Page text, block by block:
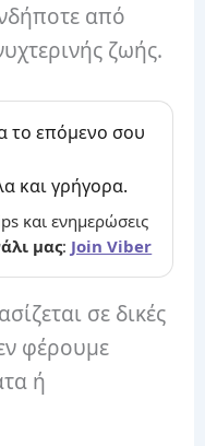
από
ζωής.
το επόμενο σου
και γρήγορα.
και ενημερώσεις
μας: Join Viber
σε δικές
φέρουμε
ή